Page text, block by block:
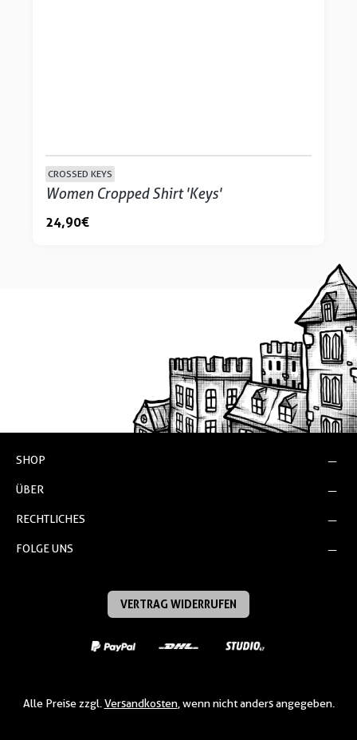
CROSSED KEYS
Women Cropped Shirt 'Keys'
24,90 €
SHOP
ÜBER
RECHTLICHES
FOLGE UNS
VERTRAG WIDERRUFEN
Alle Preise zzgl. Versandkosten, wenn nicht anders angegeben.